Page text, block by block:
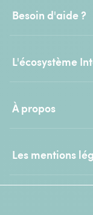
Besoin d'aide ?
L'écosystème
À propos
Les mentions